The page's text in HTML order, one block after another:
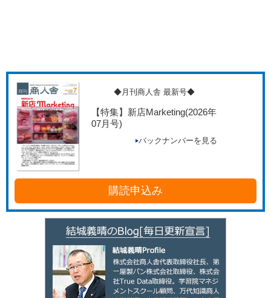
◆月刊商人舎 最新号◆
【特集】新店Marketing(2026年
07月号)
バックナンバーを見る
購読申込み